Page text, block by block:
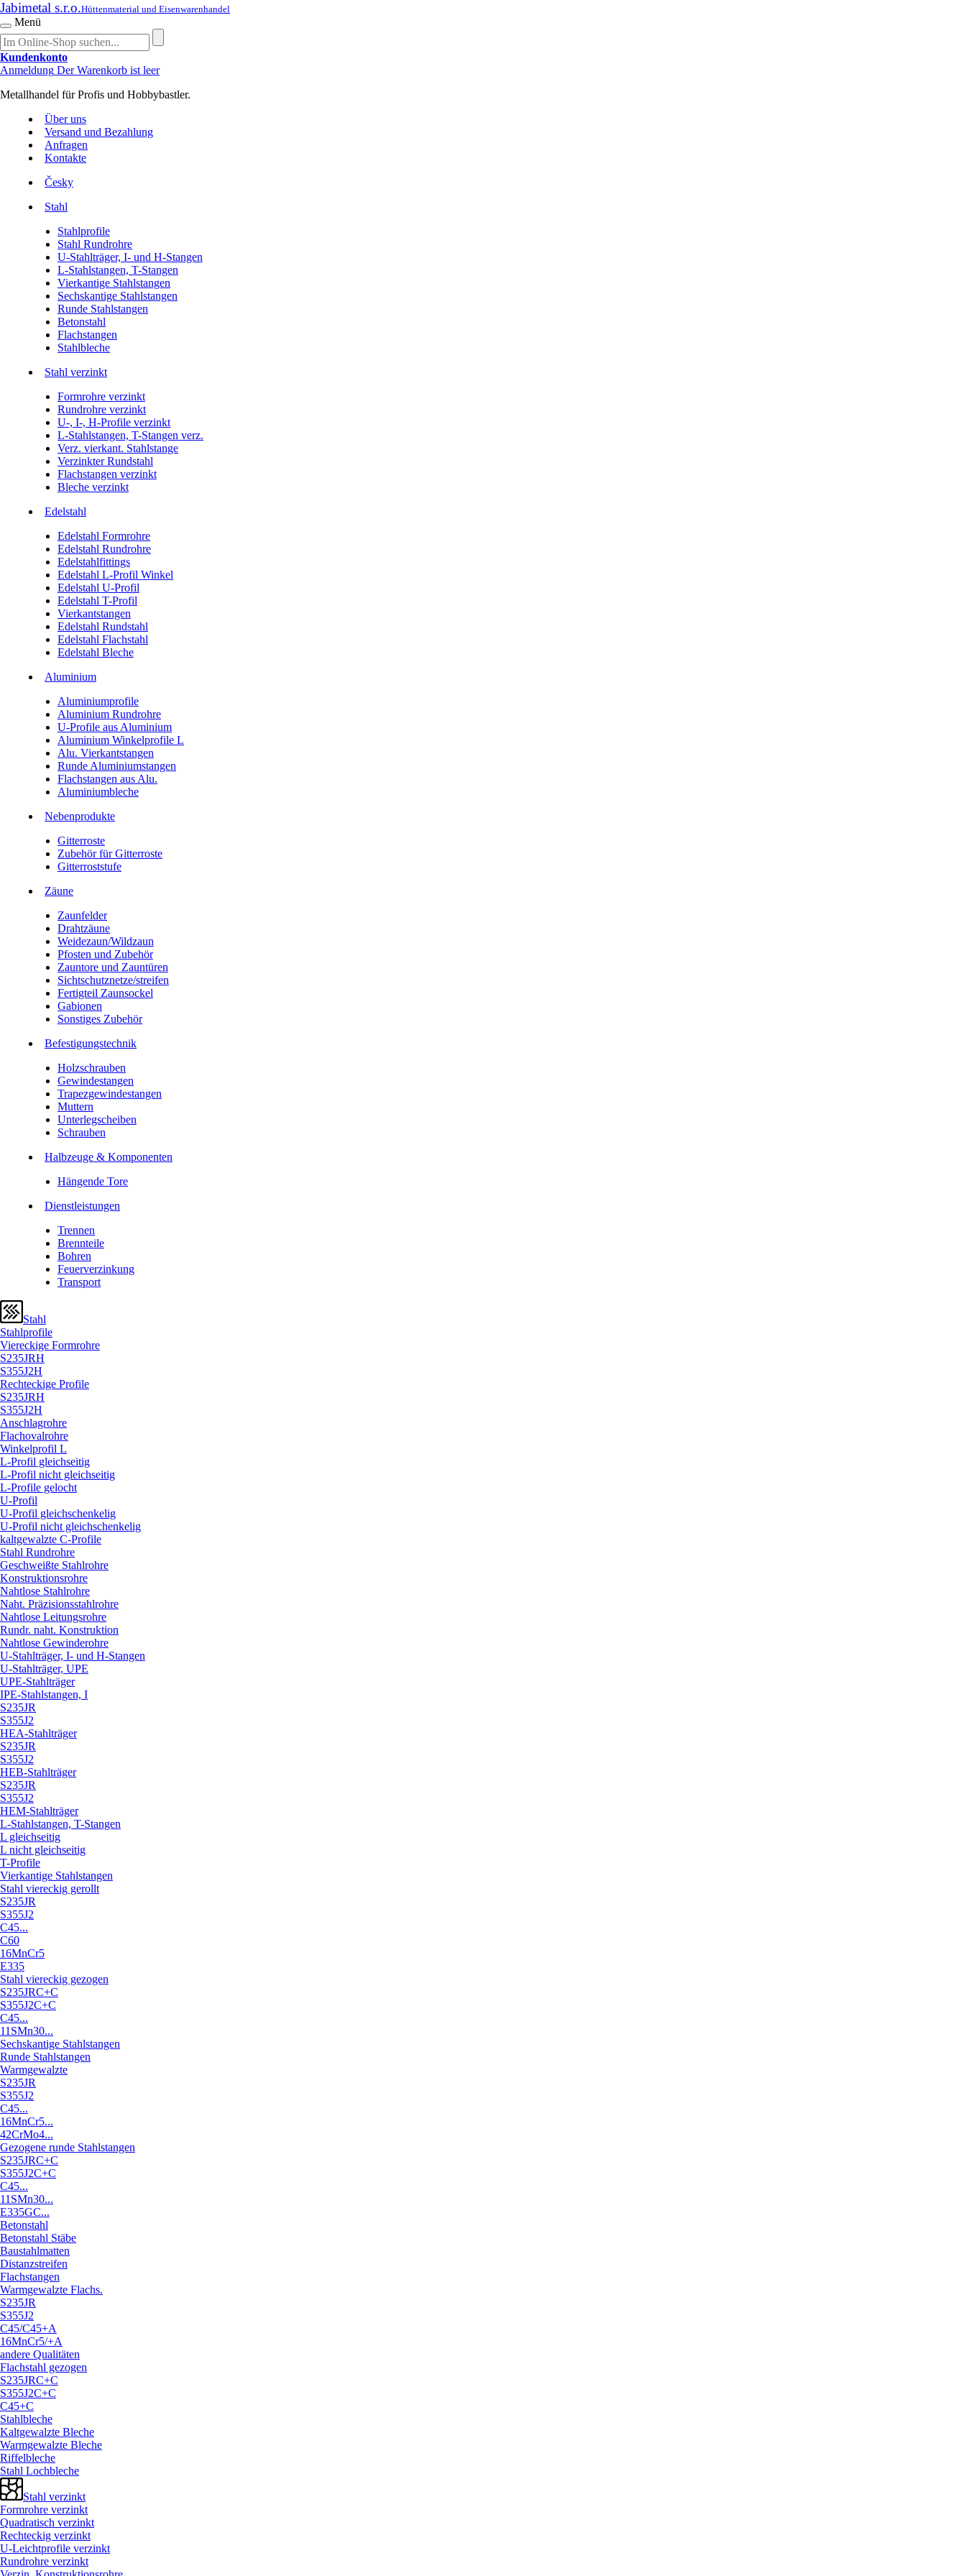
Jabimetal s.r.o.Hüttenmaterial und Eisenwarenhandel
Menü
Kundenkonto
Anmeldung Der Warenkorb ist leer
Metallhandel für Profis und Hobbybastler.
Über uns
Versand und Bezahlung
Anfragen
Kontakte
Česky
Stahl
Stahlprofile
Stahl Rundrohre
U-Stahlträger, I- und H-Stangen
L-Stahlstangen, T-Stangen
Vierkantige Stahlstangen
Sechskantige Stahlstangen
Runde Stahlstangen
Betonstahl
Flachstangen
Stahlbleche
Stahl verzinkt
Formrohre verzinkt
Rundrohre verzinkt
U-, I-, H-Profile verzinkt
L-Stahlstangen, T-Stangen verz.
Verz. vierkant. Stahlstange
Verzinkter Rundstahl
Flachstangen verzinkt
Bleche verzinkt
Edelstahl
Edelstahl Formrohre
Edelstahl Rundrohre
Edelstahlfittings
Edelstahl L-Profil Winkel
Edelstahl U-Profil
Edelstahl T-Profil
Vierkantstangen
Edelstahl Rundstahl
Edelstahl Flachstahl
Edelstahl Bleche
Aluminium
Aluminiumprofile
Aluminium Rundrohre
U-Profile aus Aluminium
Aluminium Winkelprofile L
Alu. Vierkantstangen
Runde Aluminiumstangen
Flachstangen aus Alu.
Aluminiumbleche
Nebenprodukte
Gitterroste
Zubehör für Gitterroste
Gitterroststufe
Zäune
Zaunfelder
Drahtzäune
Weidezaun/Wildzaun
Pfosten und Zubehör
Zauntore und Zauntüren
Sichtschutznetze/streifen
Fertigteil Zaunsockel
Gabionen
Sonstiges Zubehör
Befesti­gungstechnik
Holzschrauben
Gewindestangen
Trapezgewindestangen
Muttern
Unterlegscheiben
Schrauben
Halbzeuge & Komponenten
Hängende Tore
Dienstleistungen
Trennen
Brennteile
Bohren
Feuerverzinkung
Transport
Stahl
Stahlprofile
Viereckige Formrohre
S235JRH
S355J2H
Rechteckige Profile
S235JRH
S355J2H
Anschlagrohre
Flachovalrohre
Winkelprofil L
L-Profil gleichseitig
L-Profil nicht gleichseitig
L-Profile gelocht
U-Profil
U-Profil gleichschenkelig
U-Profil nicht gleichschenkelig
kaltgewalzte C-Profile
Stahl Rundrohre
Geschweißte Stahlrohre
Konstruktionsrohre
Nahtlose Stahlrohre
Naht. Präzisionsstahlrohre
Nahtlose Leitungsrohre
Rundr. naht. Konstruktion
Nahtlose Gewinderohre
U-Stahlträger, I- und H-Stangen
U-Stahlträger, UPE
UPE-Stahlträger
IPE-Stahlstangen, I
S235JR
S355J2
HEA-Stahlträger
S235JR
S355J2
HEB-Stahlträger
S235JR
S355J2
HEM-Stahlträger
L-Stahlstangen, T-Stangen
L gleichseitig
L nicht gleichseitig
T-Profile
Vierkantige Stahlstangen
Stahl viereckig gerollt
S235JR
S355J2
C45...
C60
16MnCr5
E335
Stahl viereckig gezogen
S235JRC+C
S355J2C+C
C45...
11SMn30...
Sechskantige Stahlstangen
Runde Stahlstangen
Warmgewalzte
S235JR
S355J2
C45...
16MnCr5...
42CrMo4...
Gezogene runde Stahlstangen
S235JRC+C
S355J2C+C
C45...
11SMn30...
E335GC...
Betonstahl
Betonstahl Stäbe
Baustahlmatten
Distanzstreifen
Flachstangen
Warmgewalzte Flachs.
S235JR
S355J2
C45/C45+A
16MnCr5/+A
andere Qualitäten
Flachstahl gezogen
S235JRC+C
S355J2C+C
C45+C
Stahlbleche
Kaltgewalzte Bleche
Warmgewalzte Bleche
Riffelbleche
Stahl Lochbleche
Stahl verzinkt
Formrohre verzinkt
Quadratisch verzinkt
Rechteckig verzinkt
U-Leichtprofile verzinkt
Rundrohre verzinkt